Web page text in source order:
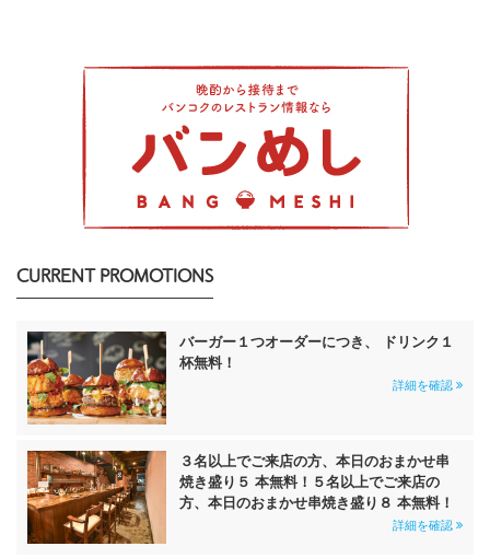
CURRENT PROMOTIONS
バーガー１つオーダーにつき、 ドリンク１
杯無料！
詳細を確認
３名以上でご来店の方、本日のおまかせ串
焼き盛り５ 本無料！５名以上でご来店の
方、本日のおまかせ串焼き盛り８ 本無料！
詳細を確認